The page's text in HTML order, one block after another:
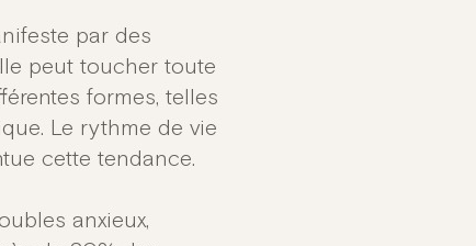
par des
peut toucher toute
formes, telles
Le rythme de vie
cette tendance.
anxieux,